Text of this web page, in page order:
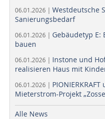
06.01.2026 | Westdeutsche
Sanierungsbedarf
06.01.2026 | Gebäudetyp
bauen
06.01.2026 | Instone und
realisieren Haus mit
06.01.2026 |
Mieterstrom-Projekt
Alle News